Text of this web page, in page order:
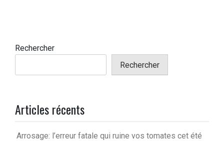
Rechercher
Rechercher
Articles récents
Arrosage: l’erreur fatale qui ruine vos tomates cet été